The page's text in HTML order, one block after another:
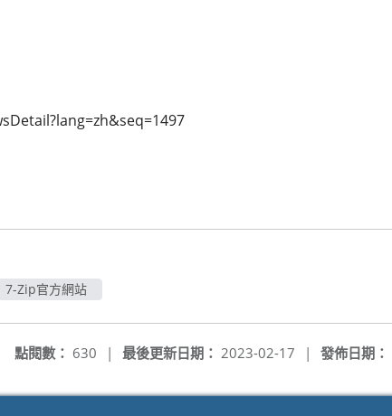
7-Zip官方網站
發佈日期：
最後更新日期： 2023-02-17 |
點閱數： 630 |